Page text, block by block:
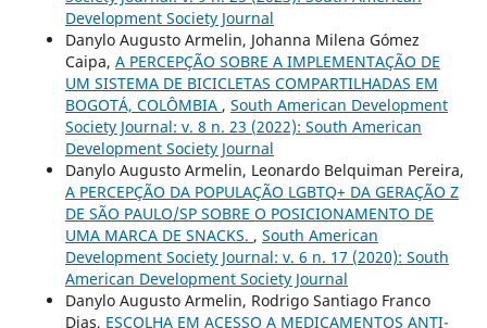
Development Society Journal
Danylo Augusto Armelin, Johanna Milena Gómez
Caipa, A PERCEPÇÃO SOBRE A IMPLEMENTAÇÃO DE
UM SISTEMA DE BICICLETAS COMPARTILHADAS EM
BOGOTÁ, COLÔMBIA , South American Development
Society Journal: v. 8 n. 23 (2022): South American
Development Society Journal
Danylo Augusto Armelin, Leonardo Belquiman Pereira,
A PERCEPÇÃO DA POPULAÇÃO LGBTQ+ DA GERAÇÃO Z
DE SÃO PAULO/SP SOBRE O POSICIONAMENTO DE
UMA MARCA DE SNACKS. , South American
Development Society Journal: v. 6 n. 17 (2020): South
American Development Society Journal
Danylo Augusto Armelin, Rodrigo Santiago Franco
Dias, ESCOLHA EM ACESSO A MEDICAMENTOS ANTI-